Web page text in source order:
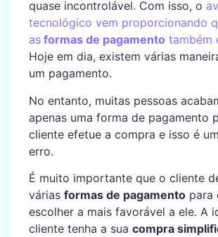
quase incontrolável. Com isso, o
tecnológico vem proporcionando
asformas de pagamento também
Hoje em dia, existem várias
um pagamento.
No entanto, muitas pessoas
apenas uma forma de pagamento
cliente efetue a compra e isso é
erro.
É muito importante que o cliente
várias formas de pagamentopara
escolher a mais favorável a ele. A
cliente tenha a sua compra